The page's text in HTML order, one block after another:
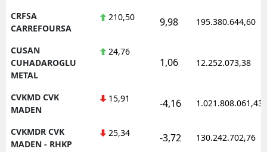
CRFSA
CARREFOURSA
210,50 9,98 195.380.644,60
CUSAN
CUHADAROGLU
METAL
24,76
1,06 12.252.073,38
CVKMD CVK
MADEN
15,91 -4,16 1.021.808.061,43
CVKMDR CVK
MADEN - RHKP
25,34 -3,72 130.242.702,76